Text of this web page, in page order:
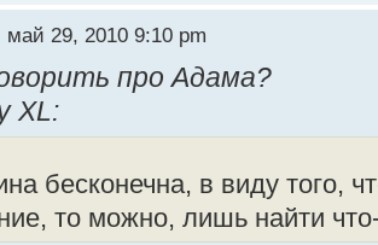
29, 2010 9:10 pm
про Адама?
XL:
бесконечна, в виду того,
то можно, лишь найти